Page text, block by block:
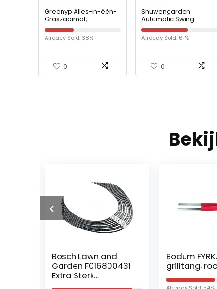
Greenyp Alles-in-één-
Graszaaimat,
Biologisch afbreekbare
Graszaaimat,
Gazongras,
Already Sold: 38%
0
Shuwengarden
Automatic Swing
Sprinklers, Tuin en Tuin
Koeling Tools kunnen
ook worden gebruikt
Already Sold: 61%
0
Bosch Lawn and
Garden F016800431
Extra Sterk
Snijdraad voor AFS
Bodum
grilltang,